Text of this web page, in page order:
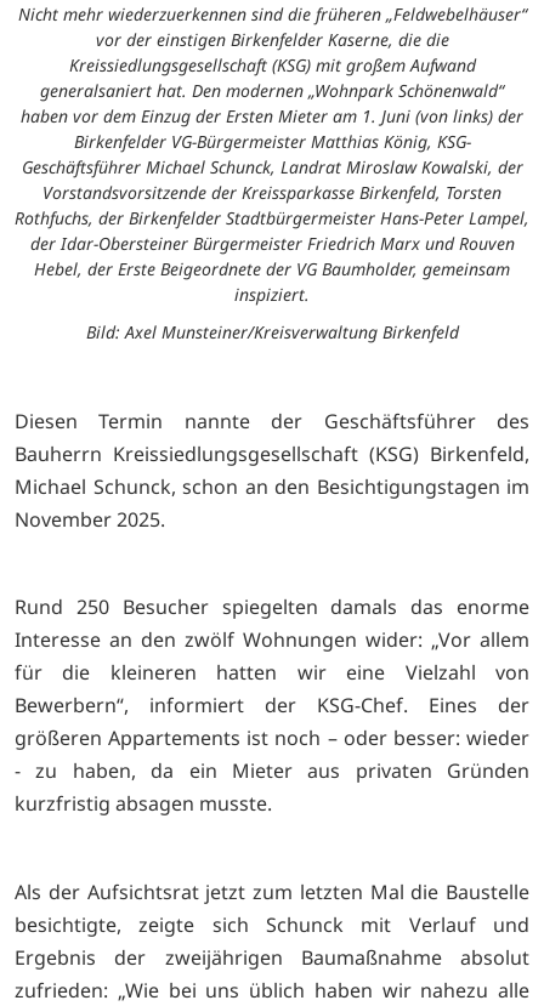
Nicht mehr wiederzuerkennen sind die früheren „Feldwebelhäuser“
vor der einstigen Birkenfelder Kaserne, die die
Kreissiedlungsgesellschaft (KSG) mit großem Aufwand
generalsaniert hat. Den modernen „Wohnpark Schönenwald“
haben vor dem Einzug der Ersten Mieter am 1. Juni (von links) der
Birkenfelder VG-Bürgermeister Matthias König, KSG-
Geschäftsführer Michael Schunck, Landrat Miroslaw Kowalski, der
Vorstandsvorsitzende der Kreissparkasse Birkenfeld, Torsten
Rothfuchs, der Birkenfelder Stadtbürgermeister Hans-Peter Lampel,
der Idar-Obersteiner Bürgermeister Friedrich Marx und Rouven
Hebel, der Erste Beigeordnete der VG Baumholder, gemeinsam
inspiziert.
Bild: Axel Munsteiner/Kreisverwaltung Birkenfeld
Diesen Termin nannte der Geschäftsführer des
Bauherrn Kreissiedlungsgesellschaft (KSG) Birkenfeld,
Michael Schunck, schon an den Besichtigungstagen im
November 2025.
Rund 250 Besucher spiegelten damals das enorme
Interesse an den zwölf Wohnungen wider: „Vor allem
für die kleineren hatten wir eine Vielzahl von
Bewerbern“, informiert der KSG-Chef. Eines der
größeren Appartements ist noch – oder besser: wieder
- zu haben, da ein Mieter aus privaten Gründen
kurzfristig absagen musste.
Als der Aufsichtsrat jetzt zum letzten Mal die Baustelle
besichtigte, zeigte sich Schunck mit Verlauf und
Ergebnis der zweijährigen Baumaßnahme absolut
zufrieden: „Wie bei uns üblich haben wir nahezu alle